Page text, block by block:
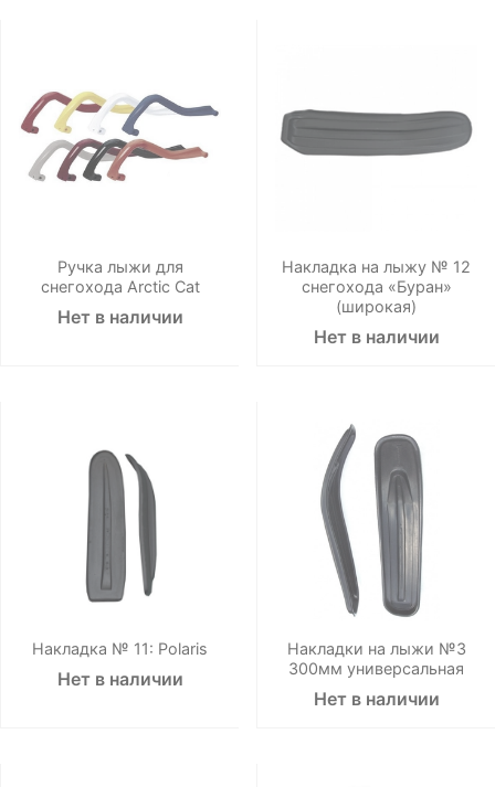
Ручка лыжи для
снегохода Arctic Cat
Нет в наличии
Накладка на лыжу № 12
снегохода «Буран»
(широкая)
Нет в наличии
Накладка № 11: Polaris
Нет в наличии
Накладки на лыжи №3
300мм универсальная
Нет в наличии